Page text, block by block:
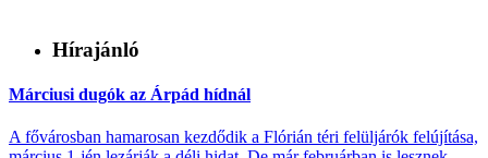
Hírajánló
Márciusi dugók az Árpád hídnál
A fővárosban hamarosan kezdődik a Flórián téri felüljárók felújítása,